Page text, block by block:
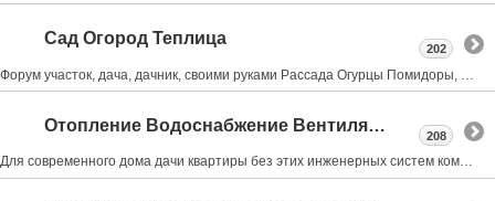
Сад Огород Теплица
202
Отопление Водоснабжение Вентиляция Канализация
Для современного дома дачи квартиры без этих инженерных систем комфортная жизнь не возможна
208